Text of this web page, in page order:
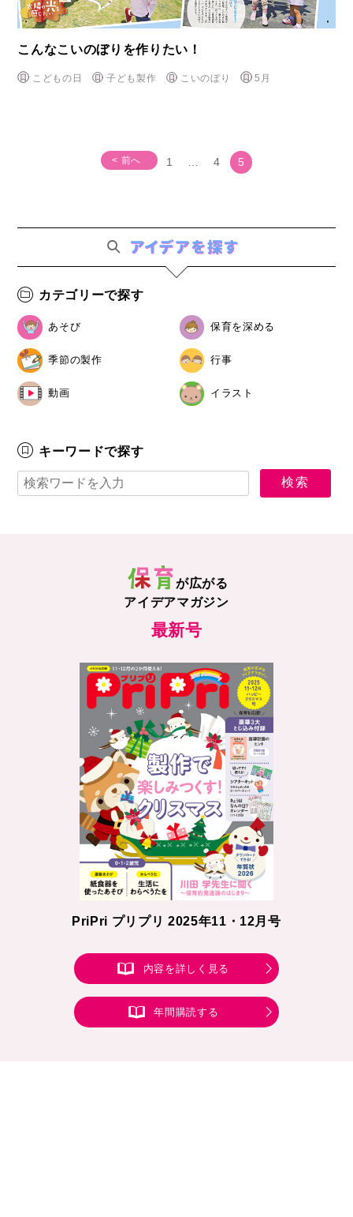
こんなこいのぼりを作りたい！
こどもの日 子ども製作 こいのぼり 5月
< 前へ 1 4 5
カテゴリーで探す
あそび 保育を深める
季節の製作 行事
動画 イラスト
キーワードで探す
が広がる
アイデアマガジン
最新号
PriPri プリプリ 2025年11・12月号
内容を詳しく見る
年間購読する